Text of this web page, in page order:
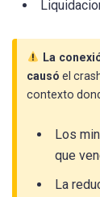
La
causó el
contexto
Los
que
La